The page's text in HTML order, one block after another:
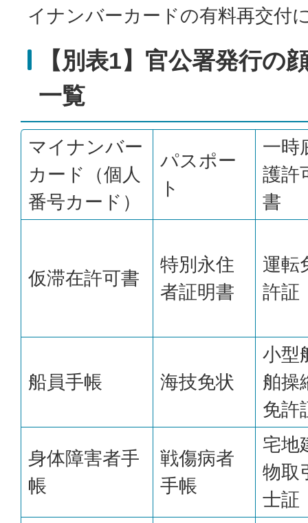
イナンバーカードの有料再交付
【別表1】官公署発行の
一覧
マイナンバー
カード（個人
番号カード）
パスポー
ト
一時
護許
書
仮滞在許可書
特別永住
者証明書
運転
許証
船員手帳 海技免状
小型
舶操
免許
身体障害者手
帳
戦傷病者
手帳
宅地
物取
士証